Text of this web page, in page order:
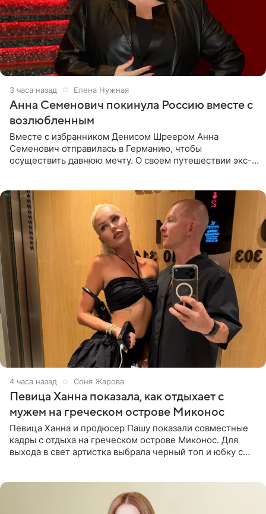
3 часа назад Елена Нужная
Анна Семенович покинула Россию вместе с
возлюбленным
Вместе с избранником Денисом Шреером Анна
Семенович отправилась в Германию, чтобы
осуществить давнюю мечту. О своем путешествии экс-
4 часа назад Соня Жарова
Певица Ханна показала, как отдыхает с
мужем на греческом острове Миконос
Певица Ханна и продюсер Пашу показали совместные
кадры с отдыха на греческом острове Миконос. Для
выхода в свет артистка выбрала черный топ и юбку с